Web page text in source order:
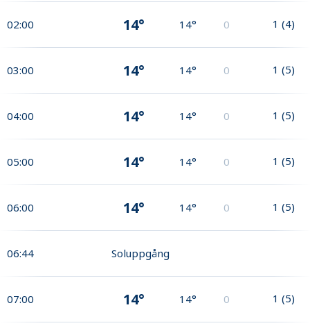
02:00 14° 14° 0 1 (4)
03:00 14° 14° 0 1 (5)
04:00 14° 14° 0 1 (5)
05:00 14° 14° 0 1 (5)
06:00 14° 14° 0 1 (5)
06:44 Soluppgång
07:00 14° 14° 0 1 (5)